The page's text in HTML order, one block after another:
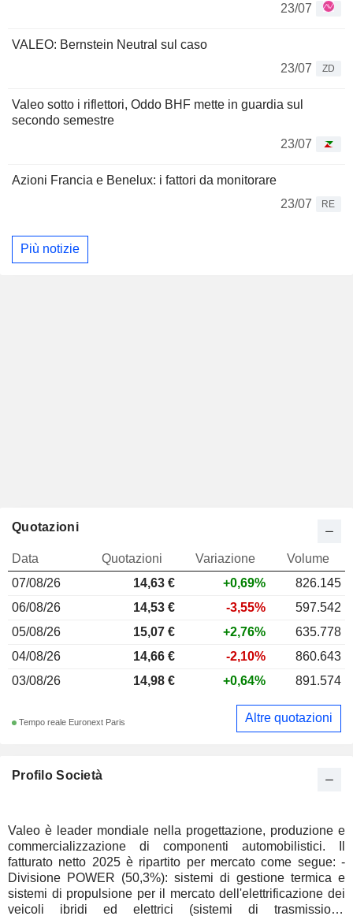
23/07
VALEO: Bernstein Neutral sul caso
23/07
ZD
Valeo sotto i riflettori, Oddo BHF mette in guardia sul
secondo semestre
23/07
Azioni Francia e Benelux: i fattori da monitorare
23/07
RE
Più notizie
Profilo Società
Valeo è leader mondiale nella progettazione, produzione e
commercializzazione di componenti automobilistici. Il
fatturato netto 2025 è ripartito per mercato come segue: -
Divisione POWER (50,3%): sistemi di gestione termica e
sistemi di propulsione per il mercato dell'elettrificazione dei
veicoli ibridi ed elettrici (sistemi di trasmissione
Quotazioni
Data Quotazioni Variazione
Volume
07/08/26
14,63 € +0,69%
826.145
06/08/26
14,53 € -3,55%
597.542
05/08/26
15,07 € +2,76%
635.778
04/08/26
14,66 € -2,10%
860.643
03/08/26
14,98 € +0,64% 891.574
Tempo reale Euronext Paris Altre quotazioni